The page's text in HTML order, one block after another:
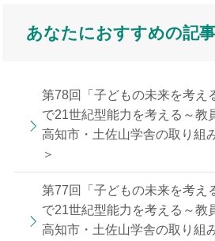
あなたにおすすめの記事
第78回「子どもの未来を考
で21世紀型能力を考える～教
高知市・土佐山学舎の取り組
＞
第77回「子どもの未来を考
で21世紀型能力を考える～教
高知市・土佐山学舎の取り組